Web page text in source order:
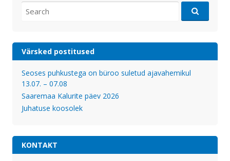
for:
Värsked postitused
Seoses puhkustega on büroo suletud ajavahemikul
13.07. – 07.08
Saaremaa Kalurite päev 2026
Juhatuse koosolek
KONTAKT